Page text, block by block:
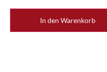
In den Warenkorb